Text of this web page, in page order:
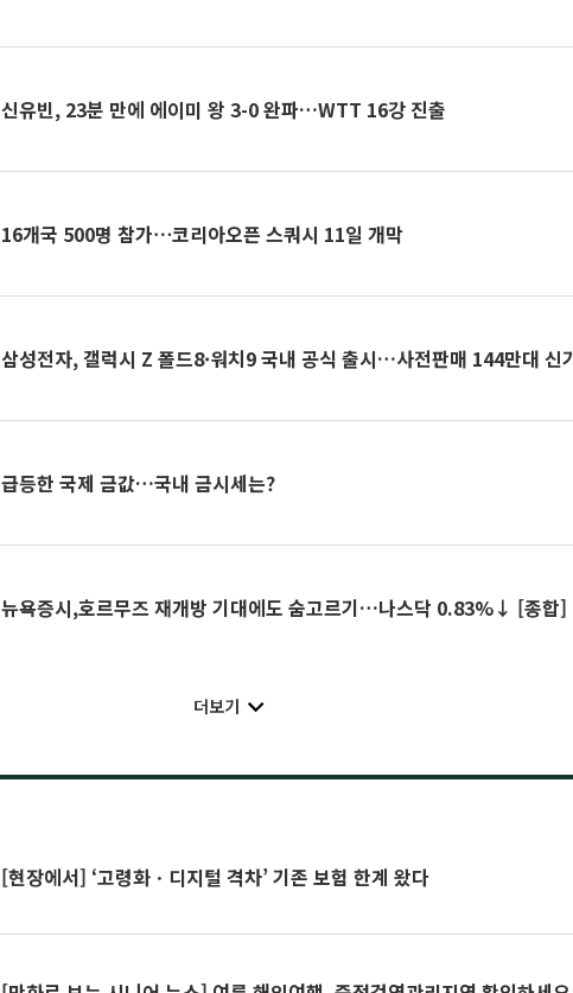
신유빈, 23분 만에 에이미 왕 3-0 완파…WTT 16강 진출
16개국 500명 참가⋯코리아오픈 스쿼시 11일 개막
삼성전자, 갤럭시 Z 폴드8·워치9 국내 공식 출시…사전판매 144만대 신
급등한 국제 금값…국내 금시세는?
뉴욕증시,호르무즈 재개방 기대에도 숨고르기…나스닥 0.83%↓ [종합]
더보기
[현장에서] ‘고령화ㆍ디지털 격차’ 기존 보험 한계 왔다